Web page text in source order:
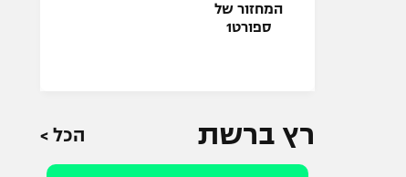
המחזור של
ספורט1
רץ ברשת הכל >